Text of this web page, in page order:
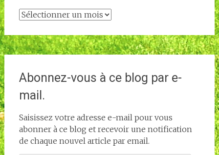
Archives
Abonnez-vous à ce blog par e-
mail.
Saisissez votre adresse e-mail pour vous
abonner à ce blog et recevoir une notification
de chaque nouvel article par email.